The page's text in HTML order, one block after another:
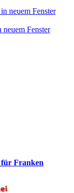
neuem Fenster
Fenster
Franken